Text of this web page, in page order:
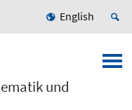
English
und